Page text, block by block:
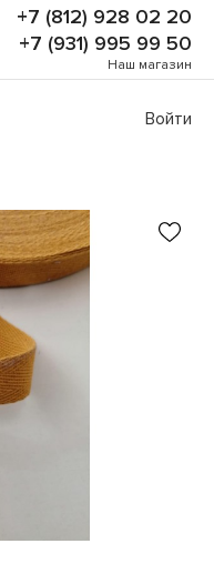
+7 (812) 928 02 20
+7 (931) 995 99 50
Наш магазин
Войти